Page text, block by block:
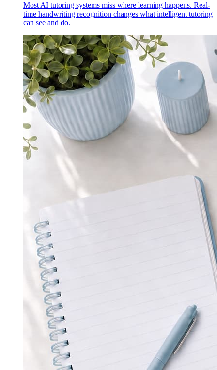
Most AI tutoring systems miss where learning happens. Real-
time handwriting recognition changes what intelligent tutoring
can see and do.